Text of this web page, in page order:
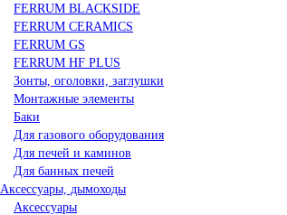
FERRUM BLACKSIDE
FERRUM CERAMICS
FERRUM GS
FERRUM HF PLUS
Зонты, оголовки, заглушки
Монтажные элементы
Баки
Для газового оборудования
Для печей и каминов
Для банных печей
Аксессуары, дымоходы
Аксессуары